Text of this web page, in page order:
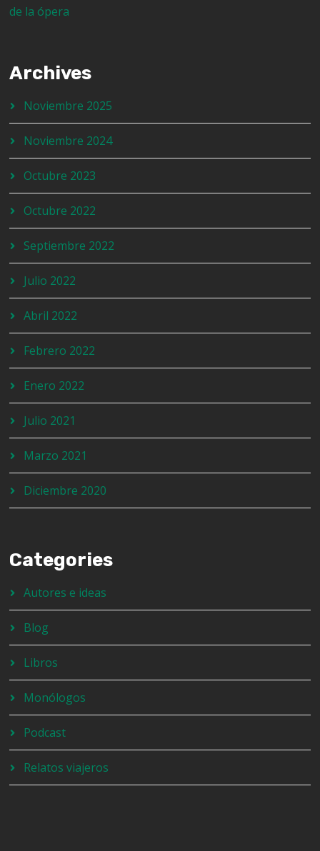
de la ópera
Archives
Noviembre 2025
Noviembre 2024
Octubre 2023
Octubre 2022
Septiembre 2022
Julio 2022
Abril 2022
Febrero 2022
Enero 2022
Julio 2021
Marzo 2021
Diciembre 2020
Categories
Autores e ideas
Blog
Libros
Monólogos
Podcast
Relatos viajeros